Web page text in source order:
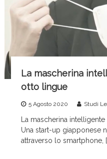
La mascherina
otto lingue
5 Agosto 2020 Studi
La mascherina
Una start-up giapponese
attraverso lo smartphone,